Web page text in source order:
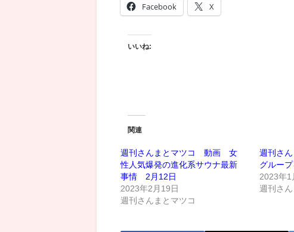
Facebook X
いいね:
関連
週刊さんまとマツコ 動画 女
性人気爆発の進化系サウナ最新
事情 2月12日
2023年2月19日
週刊さんまとマツコ
週刊さ
グルー
2023年1
週刊さ